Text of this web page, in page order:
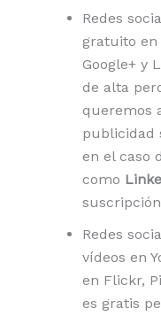
Redes
gratuito en
Google+ y
de alta
queremos
publicidad
en el caso
como
Redes
vídeos en
en Flickr,
es gratis